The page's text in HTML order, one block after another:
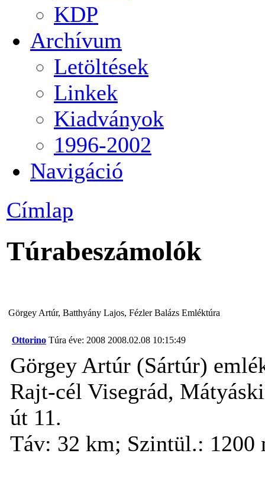
KDP
Archívum
Letöltések
Linkek
Kiadványok
1996-2002
Navigáció
Címlap
Túrabeszámolók
Görgey Artúr, Batthyány Lajos, Fézler Balázs Emléktúra
Ottorino Túra éve: 2008 2008.02.08 10:15:49
Görgey Artúr (Sártúr)
Rajt-cél Visegrád,
út 11.
Táv: 32 km; Szintül.: 1200